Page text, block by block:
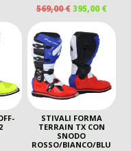
569,00€ IL
PREZZO
ORIGINALE
ERA:
569,00 €.
395,00€IL
STIVALI FORMA
TERRAIN TX CON
SNODO
ROSSO/BIANCO/BLU